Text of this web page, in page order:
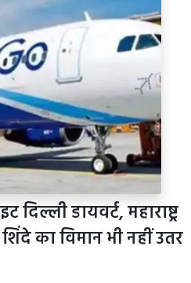
डायवर्ट, महाराष्ट्र
का विमान भी नहीं उतर